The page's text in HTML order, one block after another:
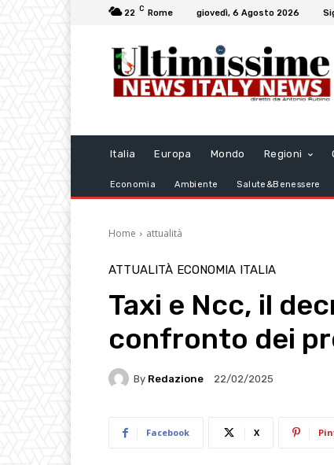
22 C Rome giovedì, 6 Agosto 2026
Italia Europa Mondo Regioni
Economia Ambiente Salute&Benessere
Home attualità
ATTUALITÀ ECONOMIA ITALIA
Taxi e Ncc, il
confronto dei
By Redazione 22/02/2025
Facebook X